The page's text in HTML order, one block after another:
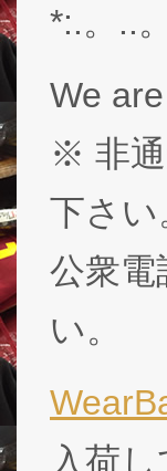
*:.。..
We
※ 非通
下さい
公衆電
い。
入荷